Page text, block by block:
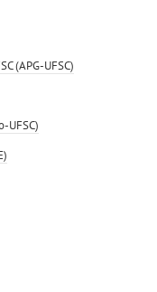
(APG-UFSC)
UFSC)